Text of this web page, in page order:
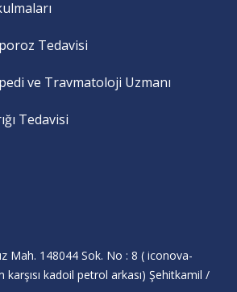
Tedavisi
ve Travmatoloji Uzmanı
Tedavisi
Mah. 148044 Sok. No : 8 ( iconova-
karşısı kadoil petrol arkası) Şehitkamil /